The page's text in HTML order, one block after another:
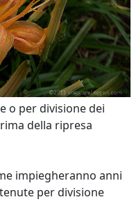
o per divisione dei
della ripresa
impiegheranno anni
per divisione